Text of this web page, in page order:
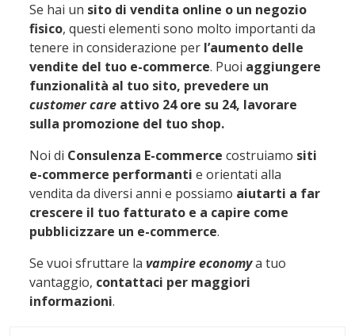
Se hai un sito di vendita online o un negozio
fisico, questi elementi sono molto importanti da
tenere in considerazione per l’aumento delle
vendite del tuo e-commerce. Puoi aggiungere
funzionalità al tuo sito, prevedere un
customer care attivo 24 ore su 24, lavorare
sulla promozione del tuo shop.
Noi di Consulenza E-commerce costruiamo siti
e-commerce performanti e orientati alla
vendita da diversi anni e possiamo aiutarti a far
crescere il tuo fatturato e a capire come
pubblicizzare un e-commerce.
Se vuoi sfruttare la vampire economya tuo
vantaggio, contattaci per maggiori
informazioni.